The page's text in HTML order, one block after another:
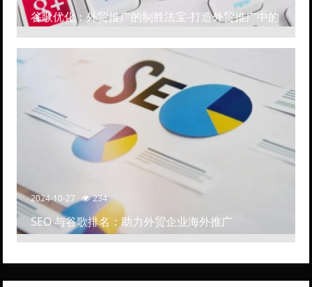
谷歌优化：外贸推广的制胜法宝-打造外贸推广中的
高排名网站
2024-10-27 234
SEO 与谷歌排名：助力外贸企业海外推广